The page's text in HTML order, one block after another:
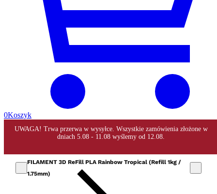
0Koszyk
FILAMENT 3D ReFill PLA Rainbow Tropical (Refill 1kg /
1.75mm)